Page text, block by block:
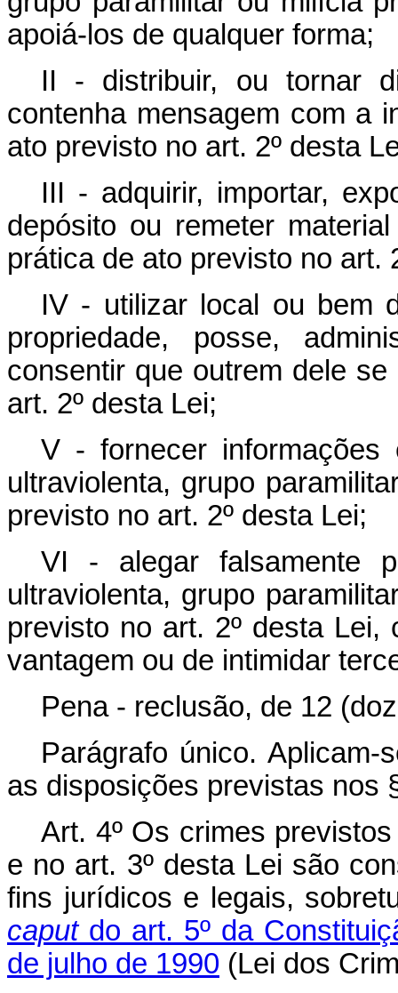
apoiá-los de qualquer forma;
II - distribuir, ou tornar
contenha mensagem com a
ato previsto no art. 2º desta
III - adquirir, importar,
depósito ou remeter
prática de ato previsto no art.
IV - utilizar local ou bem
propriedade, posse,
consentir que outrem dele
art. 2º desta Lei;
V - fornecer informações
ultraviolenta, grupo
previsto no art. 2º desta Lei;
VI - alegar falsamente
ultraviolenta, grupo
previsto no art. 2º desta
vantagem ou de intimidar
Pena - reclusão, de 12
Parágrafo único.
as disposições previstas nos
Art. 4º Os crimes
e no art. 3º desta Lei são
fins jurídicos e legais,
caputdo art. 5º da
de julho de 1990 (Lei dos